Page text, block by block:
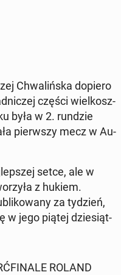
Chwa­liń­ska dopiero
części wiel­kosz­
była w 2. rundzie
pierw­szy mecz w Au­
setce, ale w
z hukiem.
za tydzień,
w jego piątej dzie­siąt­
ROLAND